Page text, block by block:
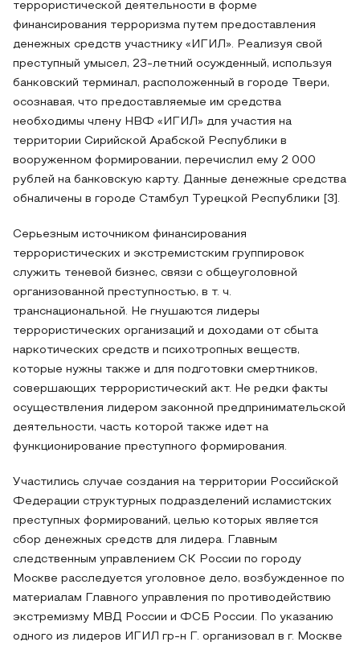
террористической деятельности в форме
финансирования терроризма путем предоставления
денежных средств участнику «ИГИЛ». Реализуя свой
преступный умысел, 23-летний осужденный, используя
банковский терминал, расположенный в городе Твери,
осознавая, что предоставляемые им средства
необходимы члену НВФ «ИГИЛ» для участия на
территории Сирийской Арабской Республики в
вооруженном формировании, перечислил ему 2 000
рублей на банковскую карту. Данные денежные средства
обналичены в городе Стамбул Турецкой Республики [3].
Серьезным источником финансирования
террористических и экстремистским группировок
служить теневой бизнес, связи с общеуголовной
организованной преступностью, в т. ч.
транснациональной. Не гнушаются лидеры
террористических организаций и доходами от сбыта
наркотических средств и психотропных веществ,
которые нужны также и для подготовки смертников,
совершающих террористический акт. Не редки факты
осуществления лидером законной предпринимательской
деятельности, часть которой также идет на
функционирование преступного формирования.
Участились случае создания на территории Российской
Федерации структурных подразделений исламистских
преступных формирований, целью которых является
сбор денежных средств для лидера. Главным
следственным управлением СК России по городу
Москве расследуется уголовное дело, возбужденное по
материалам Главного управления по противодействию
экстремизму МВД России и ФСБ России. По указанию
одного из лидеров ИГИЛ гр-н Г. организовал в г. Москве